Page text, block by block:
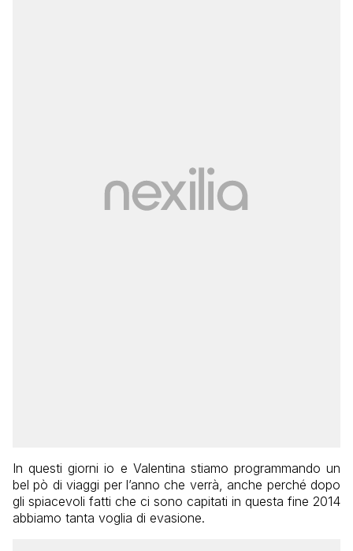
In questi giorni io e Valentina stiamo programmando un
bel pò di viaggi per l’anno che verrà, anche perché dopo
gli spiacevoli fatti che ci sono capitati in questa fine 2014
abbiamo tanta voglia di evasione.